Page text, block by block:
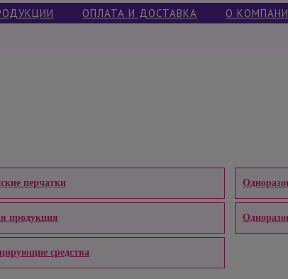
ОПЛАТА И ДОСТАВКА О
перчатки
продукция
средства